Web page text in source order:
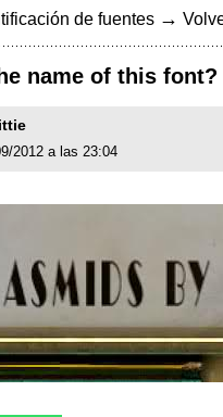
de fuentes →
name of this font?
2012 a las 23:04